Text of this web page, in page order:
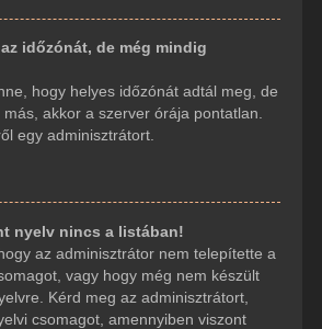
időzónát, de még mindig
hogy helyes időzónát adtál meg, de
akkor a szerver órája pontatlan.
egy adminisztrátort.
nyelv nincs a listában!
az adminisztrátor nem telepítette a
vagy hogy még nem készült
Kérd meg az adminisztrátort,
csomagot, amennyiben viszont